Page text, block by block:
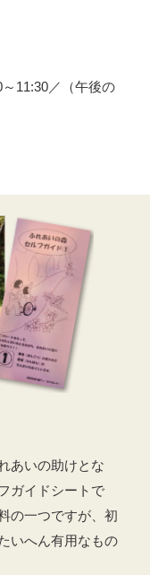
11:30／（午後の
あいの助けとな
ガイドシートで
の一つですが、初
いへん有用なもの